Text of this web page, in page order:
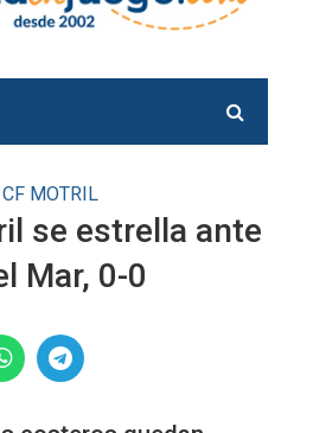
MOTRIL
se estrella ante
Mar, 0-0